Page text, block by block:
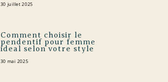
30 juillet 2025
Comment choisir le
pendentif pour femme
ideal selon votre style
30 mai 2025